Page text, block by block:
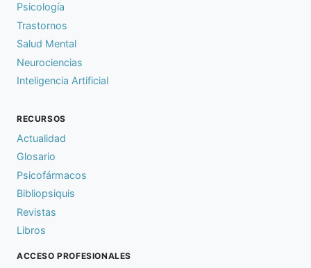
Psicología
Trastornos
Salud Mental
Neurociencias
Inteligencia Artificial
RECURSOS
Actualidad
Glosario
Psicofármacos
Bibliopsiquis
Revistas
Libros
ACCESO PROFESIONALES